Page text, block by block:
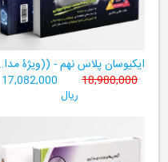
ایکیوسان پلاس نهم - ((ویژۀ مدارس
18,980,000
17,082,000
ریال